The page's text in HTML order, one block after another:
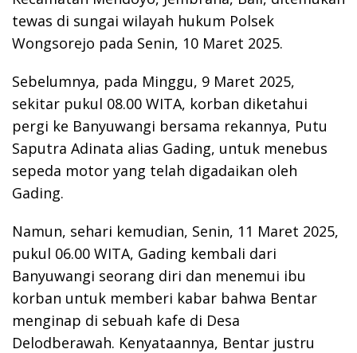
tewas di sungai wilayah hukum Polsek
Wongsorejo pada Senin, 10 Maret 2025.
Sebelumnya, pada Minggu, 9 Maret 2025,
sekitar pukul 08.00 WITA, korban diketahui
pergi ke Banyuwangi bersama rekannya, Putu
Saputra Adinata alias Gading, untuk menebus
sepeda motor yang telah digadaikan oleh
Gading.
Namun, sehari kemudian, Senin, 11 Maret 2025,
pukul 06.00 WITA, Gading kembali dari
Banyuwangi seorang diri dan menemui ibu
korban untuk memberi kabar bahwa Bentar
menginap di sebuah kafe di Desa
Delodberawah. Kenyataannya, Bentar justru